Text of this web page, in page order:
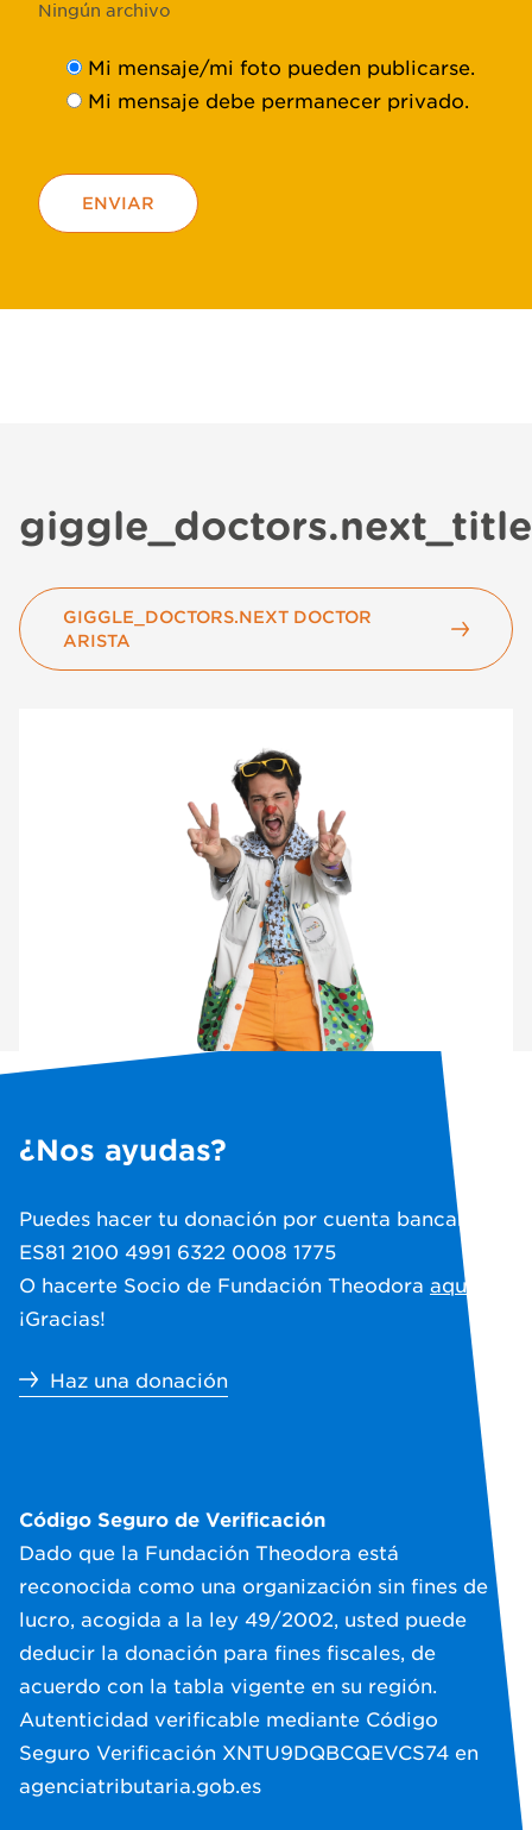
Ningún archivo
Mi mensaje/mi foto pueden publicarse.
Mi mensaje debe permanecer privado.
ENVIAR
giggle_doctors.next_title
GIGGLE_DOCTORS.NEXT DOCTOR
ARISTA
¿Nos ayudas?
Puedes hacer tu donación por cuenta bancaria:
ES81 2100 4991 6322 0008 1775
O hacerte Socio de Fundación Theodora aquí
¡Gracias!
Haz una donación
Código Seguro de Verificación
Dado que la Fundación Theodora está
reconocida como una organización sin fines de
lucro, acogida a la ley 49/2002, usted puede
deducir la donación para fines fiscales, de
acuerdo con la tabla vigente en su región.
Autenticidad verificable mediante Código
Seguro Verificación XNTU9DQBCQEVCS74 en
agenciatributaria.gob.es